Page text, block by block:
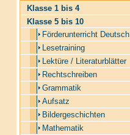
Klasse 1 bis 4
Klasse 5 bis 10
Förderunterricht Deutsch
Lesetraining
Lektüre / Literaturblätter
Rechtschreiben
Grammatik
Aufsatz
Bildergeschichten
Mathematik